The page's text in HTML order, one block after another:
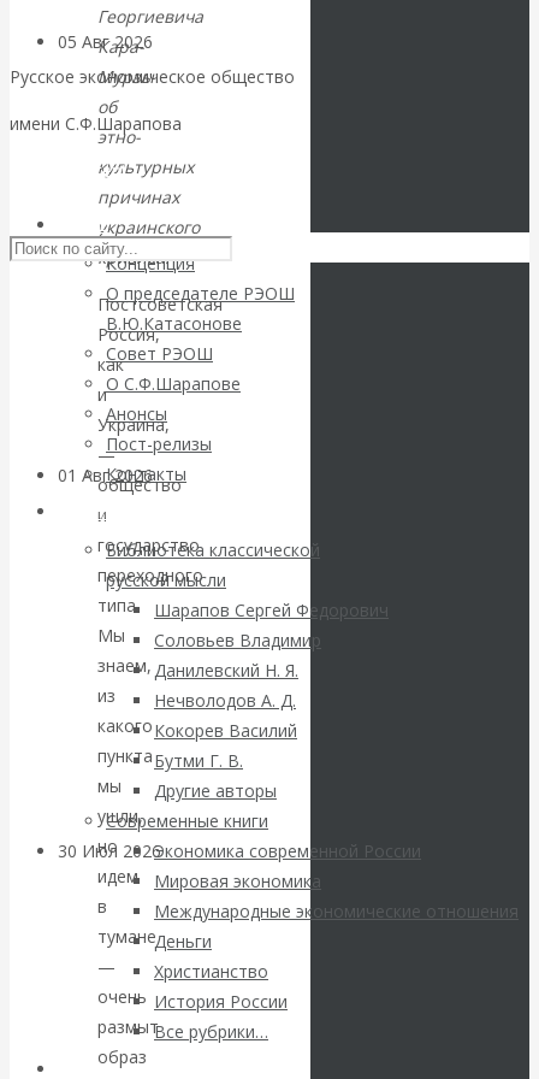
Русское экономическое общество
имени С.Ф.Шарапова
Skip to content
РЭОШ
Концепция
О председателе РЭОШ
В.Ю.Катасонове
Совет РЭОШ
О С.Ф.Шарапове
Анонсы
Пост-релизы
Контакты
Библиотека
Библиотека классической
русской мысли
Шарапов Сергей Федорович
Соловьев Владимир
Данилевский Н. Я.
Нечволодов А. Д.
Кокорев Василий
Бутми Г. В.
Другие авторы
Современные книги
Экономика современной России
Мировая экономика
Международные экономические отношения
Деньги
Христианство
История России
Все рубрики…
Авторы РЭОШ
05 Авг 2026
Валентин
Катасонов. Еще
раз на тему
блокировки
банковских
счетов
01 Авг 2026Геополитика
ВАлентин
Катасонов.
Саммит НАТО в
Турции: Drang
nach Osten
30 Июл 2026Банки
Валентин
Катасонов. Кто
определяет
Георгиевича
Кара-
Мурзы
об
этно-
культурных
причинах
украинского
кризиса.
Постсоветская
Россия,
как
и
Украина,
—
общество
и
государство
переходного
типа.
Мы
знаем,
из
какого
пункта
мы
ушли,
но
идем
в
тумане
—
очень
размыт
образ